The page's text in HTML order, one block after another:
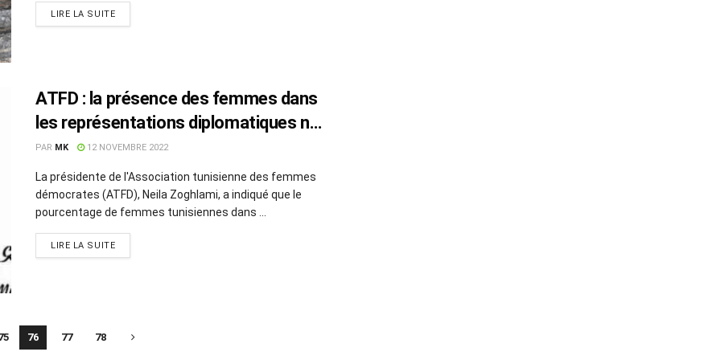
LIRE LA SUITE
ATFD : la présence des femmes dans
les représentations diplomatiques ne
dépasse pas 20% sous le règne de
Kais Saied
PAR MK 12 NOVEMBRE 2022
La présidente de l'Association tunisienne des femmes
démocrates (ATFD), Neila Zoghlami, a indiqué que le
pourcentage de femmes tunisiennes dans ...
LIRE LA SUITE
76 77 78